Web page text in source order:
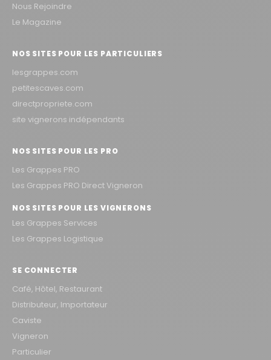
Nous Rejoindre
Le Magazine
NOS SITES POUR LES PARTICULIERS
lesgrappes.com
petitescaves.com
directpropriete.com
site vignerons indépendants
NOS SITES POUR LES PRO
Les Grappes PRO
Les Grappes PRO Direct Vigneron
NOS SITES POUR LES VIGNERONS
Les Grappes Services
Les Grappes Logistique
SE CONNECTER
Café, Hôtel, Restaurant
Distributeur, Importateur
Caviste
Vigneron
Particulier